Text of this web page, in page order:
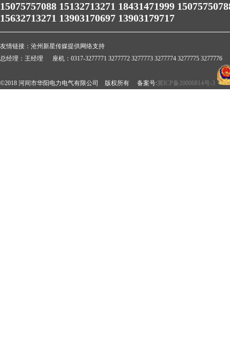
15075757088 15132713271 18431471999
15632713271 13903170697 13903179717
友情链接： 沧州新星传媒提供网络支持
总经理：王经理 座机：0317-3277771 3277772 3277773 3277774 3277775
©2018 河间市华阳电力电气有限公司 版权所有 备案号:冀ICP备20006814号-3